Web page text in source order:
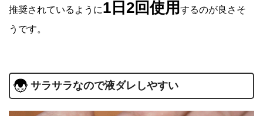
推奨されているように1日2回使用 するのが良さそ
うです。
サラサラなので液ダレしやすい